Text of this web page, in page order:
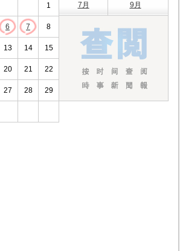
1
6 7 8
13 14 15
20 21 22
27 28 29
7月 9月